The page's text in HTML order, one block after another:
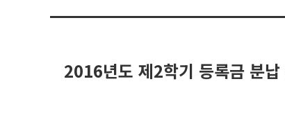
2016년도 제2학기 등록금 분